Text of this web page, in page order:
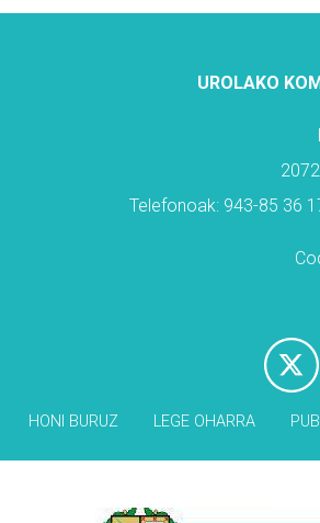
UROLAKO
Telefonoak: 943-85 36
HONI BURUZ LEGE OHARRA